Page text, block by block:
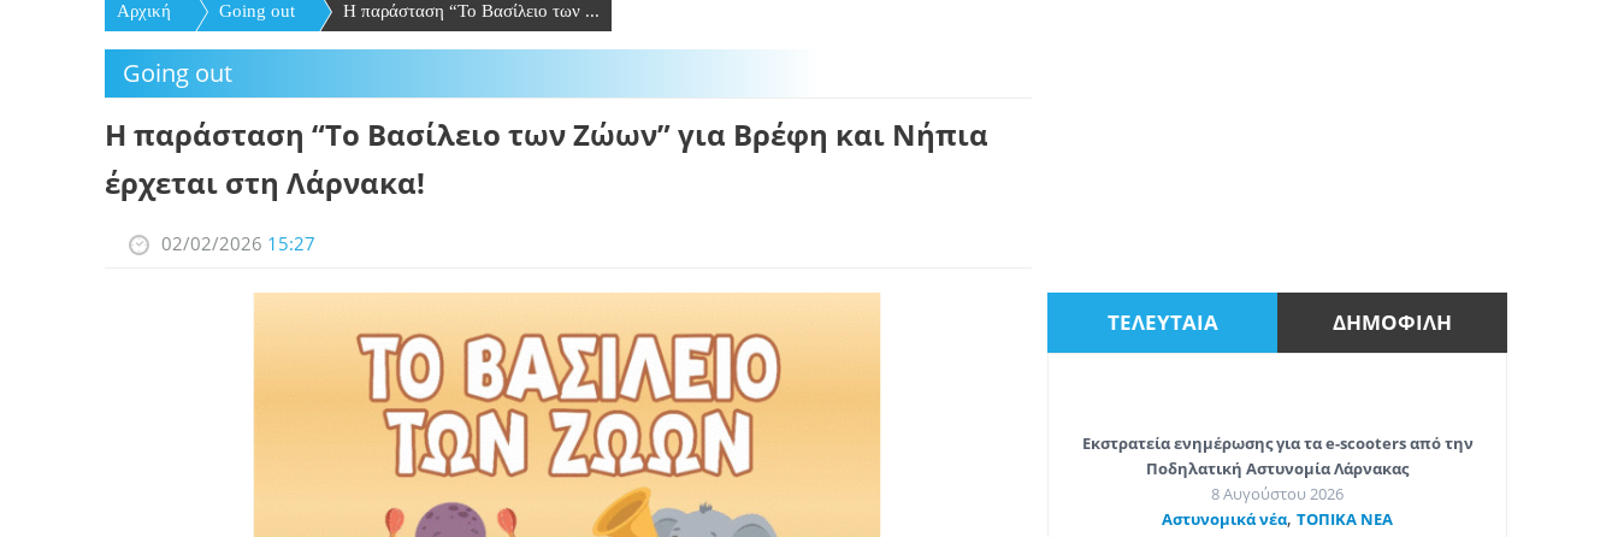
Αρχική Going out Η παράσταση “Το Βασίλειο των ...
Going out
Η παράσταση “Το Βασίλειο των Ζώων” για Βρέφη και Νήπια
έρχεται στη Λάρνακα!
02/02/2026 15:27
ΤΕΛΕΥΤΑΙΑ ΔΗΜΟΦΙΛΗ
Εκστρατεία ενημέρωσης για τα e-scooters από την
Ποδηλατική Αστυνομία Λάρνακας
8 Αυγούστου 2026
Aστυνομικά νέα,ΤΟΠΙΚΑ ΝΕΑ